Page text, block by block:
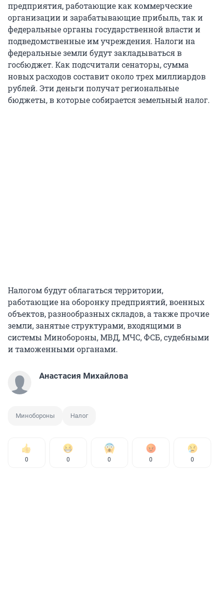
предприятия, работающие как коммерческие
организации и зарабатывающие прибыль, так и
федеральные органы государственной власти и
подведомственные им учреждения. Налоги на
федеральные земли будут закладываться в
госбюджет. Как подсчитали сенаторы, сумма
новых расходов составит около трех миллиардов
рублей. Эти деньги получат региональные
бюджеты, в которые собирается земельный налог.
Налогом будут облагаться территории,
работающие на оборонку предприятий, военных
объектов, разнообразных складов, а также прочие
земли, занятые структурами, входящими в
системы Минобороны, МВД, МЧС, ФСБ, судебными
и таможенными органами.
Анастасия Михайлова
Минобороны Налог
0 0 0 0 0